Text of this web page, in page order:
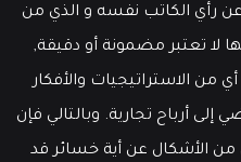
رأي الكاتب نفسه و الذي من
لا تعتبر مضمونة أو دقيقة,
من الاستراتيجيات والأفكار
أرباح تجارية. وبالتالي فإن
الأشكال عن أية خسائر قد